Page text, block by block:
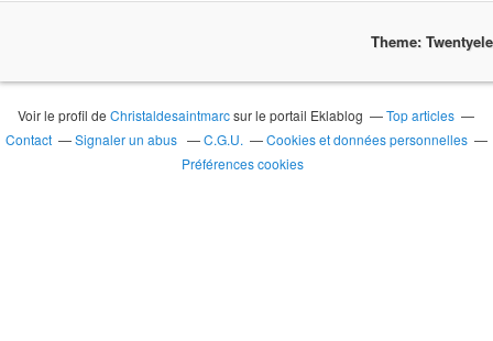
Theme:
Voir le profil deChristaldesaintmarcsur le portail Eklablog
Top articles
Contact
Signaler un abus C.G.U.
Cookies et données personnelles
Préférences cookies